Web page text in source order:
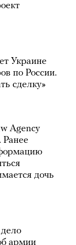
Украине
по России.
сделку»
Agency
Ранее
дочь
армии